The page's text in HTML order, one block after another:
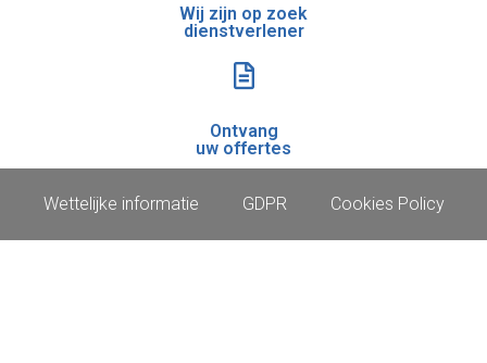
Wij zijn op zoek
dienstverlener
Ontvang
uw offertes
Wettelijke informatie GDPR Cookies Policy